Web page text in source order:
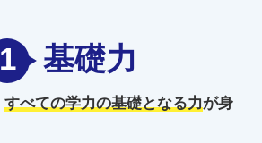
1 基礎力
すべての学力の基礎となる力が身